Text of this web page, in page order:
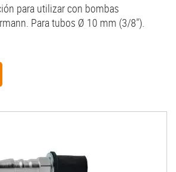
para utilizar con bombas
Para tubos Ø 10 mm (3/8").